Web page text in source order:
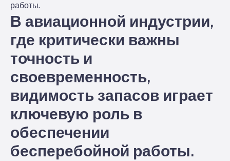
работы.
В авиационной индустрии,
где критически важны
точность и
своевременность,
видимость запасов играет
ключевую роль в
обеспечении
бесперебойной работы.